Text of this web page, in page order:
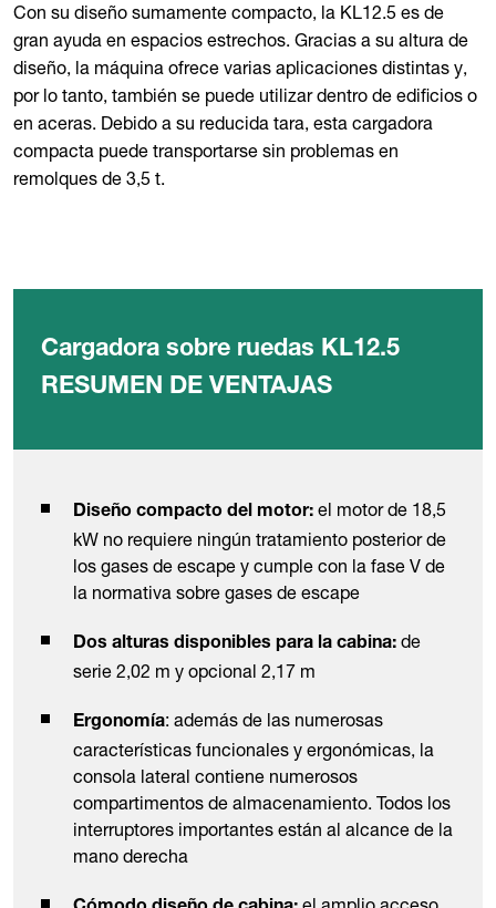
Con su diseño sumamente compacto, la KL12.5 es de
gran ayuda en espacios estrechos. Gracias a su altura de
diseño, la máquina ofrece varias aplicaciones distintas y,
por lo tanto, también se puede utilizar dentro de edificios o
en aceras. Debido a su reducida tara, esta cargadora
compacta puede transportarse sin problemas en
remolques de 3,5 t.
Cargadora sobre ruedas KL12.5
RESUMEN DE VENTAJAS
Diseño compacto del motor: el motor de 18,5
kW no requiere ningún tratamiento posterior de
los gases de escape y cumple con la fase V de
la normativa sobre gases de escape
Dos alturas disponibles para la cabina: de
serie 2,02 m y opcional 2,17 m
Ergonomía: además de las numerosas
características funcionales y ergonómicas, la
consola lateral contiene numerosos
compartimentos de almacenamiento. Todos los
interruptores importantes están al alcance de la
mano derecha